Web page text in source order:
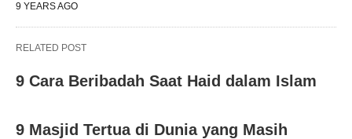
9 YEARS AGO
RELATED POST
9 Cara Beribadah Saat Haid dalam Islam
9 Masjid Tertua di Dunia yang Masih